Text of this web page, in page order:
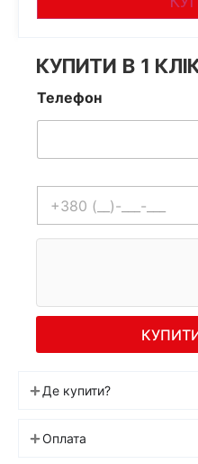
КУПИТИ В 1
Телефон
Де купити?
Оплата